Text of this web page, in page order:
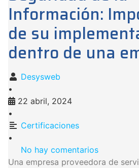
Información:
de su
dentro de una
Desysweb
•
22 abril, 2024
•
Certificaciones
•
No hay comentarios
Una empresa proveedora de